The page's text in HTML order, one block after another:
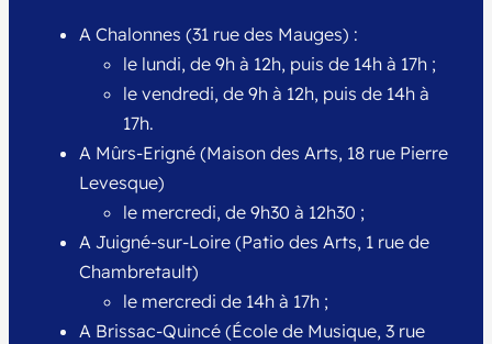
A Chalonnes (31 rue des Mauges) :
le lundi, de 9h à 12h, puis de 14h à 17h ;
le vendredi, de 9h à 12h, puis de 14h à
17h.
A Mûrs-Erigné (Maison des Arts, 18 rue Pierre
Levesque)
le mercredi, de 9h30 à 12h30 ;
A Juigné-sur-Loire (Patio des Arts, 1 rue de
Chambretault)
le mercredi de 14h à 17h ;
A Brissac-Quincé (École de Musique, 3 rue